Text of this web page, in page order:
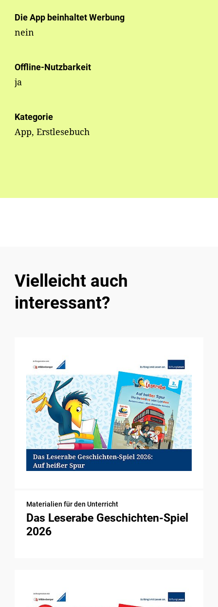
Die App beinhaltet Werbung
nein
Offline-Nutzbarkeit
ja
Kategorie
App, Erstlesebuch
Vielleicht auch
interessant?
Materialien für den Unterricht
Das Leserabe Geschichten-Spiel
2026